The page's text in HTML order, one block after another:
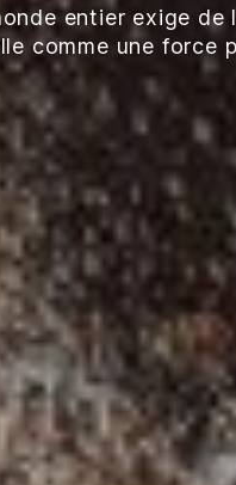
entier exige de
comme une force